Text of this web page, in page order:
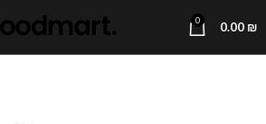
0 0.00 ₪